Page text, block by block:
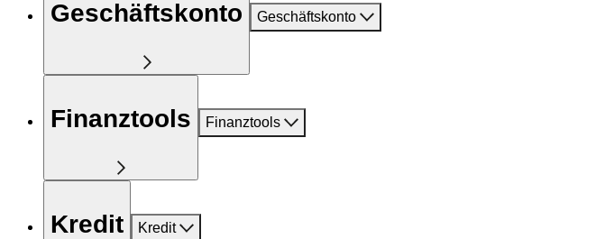
Geschäftskonto Geschäftskonto
Finanztools Finanztools
Kredit Kredit